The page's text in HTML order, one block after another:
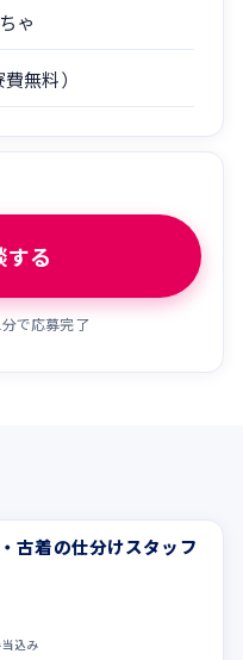
ゃ
無料）
する
で応募完了
古着の仕分けスタッフ
込み